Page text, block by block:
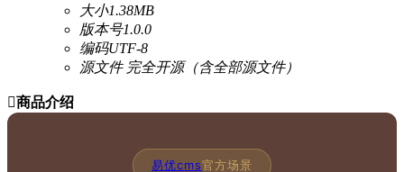
大小1.38MB
版本号1.0.0
编码UTF-8
源文件完全开源（含全部源文件）
商品介绍
易优cms官方场景